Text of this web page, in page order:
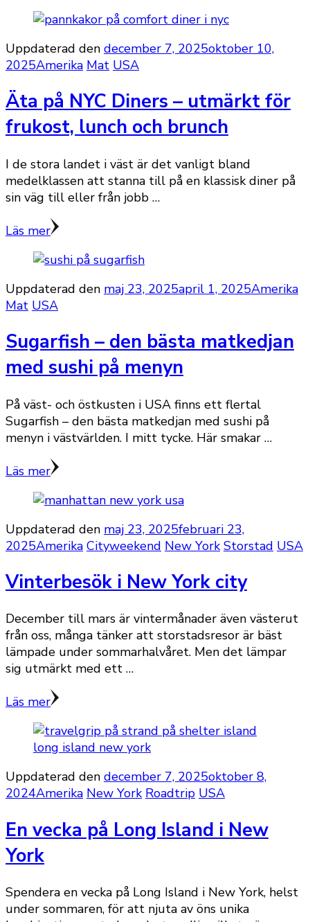
Uppdaterad den december 7, 2025oktober 10,
2025Amerika Mat USA
Äta på NYC Diners – utmärkt för
frukost, lunch och brunch
I de stora landet i väst är det vanligt bland
medelklassen att stanna till på en klassisk diner på
sin väg till eller från jobb …
Läs mer
Uppdaterad den maj 23, 2025april 1, 2025Amerika
Mat USA
Sugarfish – den bästa matkedjan
med sushi på menyn
På väst- och östkusten i USA finns ett flertal
Sugarfish – den bästa matkedjan med sushi på
menyn i västvärlden. I mitt tycke. Här smakar …
Läs mer
Uppdaterad den maj 23, 2025februari 23,
2025Amerika Cityweekend New York Storstad USA
Vinterbesök i New York city
December till mars är vintermånader även västerut
från oss, många tänker att storstadsresor är bäst
lämpade under sommarhalvåret. Men det lämpar
sig utmärkt med ett …
Läs mer
Uppdaterad den december 7, 2025oktober 8,
2024Amerika New York Roadtrip USA
En vecka på Long Island i New
York
Spendera en vecka på Long Island i New York, helst
under sommaren, för att njuta av öns unika